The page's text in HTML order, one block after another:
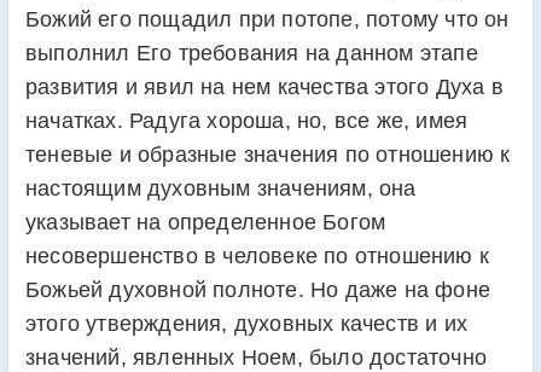
Божий его пощадил при потопе, потому что он
выполнил Его требования на данном этапе
развития и явил на нем качества этого Духа в
начатках. Радуга хороша, но, все же, имея
теневые и образные значения по отношению к
настоящим духовным значениям, она
указывает на определенное Богом
несовершенство в человеке по отношению к
Божьей духовной полноте. Но даже на фоне
этого утверждения, духовных качеств и их
значений, явленных Ноем, было достаточно